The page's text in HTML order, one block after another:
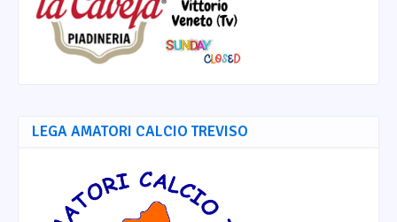
LEGA AMATORI CALCIO TREVISO